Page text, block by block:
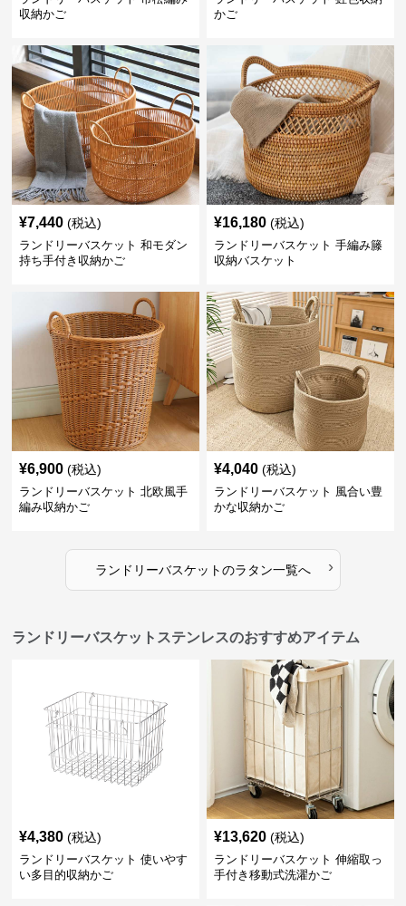
収納かご
かご
¥7,440 (税込)
ランドリーバスケット 和モダン
持ち手付き収納かご
¥16,180 (税込)
ランドリーバスケット 手編み籐
収納バスケット
¥6,900 (税込)
ランドリーバスケット 北欧風手
編み収納かご
¥4,040 (税込)
ランドリーバスケット 風合い豊
かな収納かご
ランドリーバスケットのラタン一覧へ ›
ランドリーバスケットステンレスのおすすめアイテム
¥4,380 (税込)
ランドリーバスケット 使いやす
い多目的収納かご
¥13,620 (税込)
ランドリーバスケット 伸縮取っ
手付き移動式洗濯かご